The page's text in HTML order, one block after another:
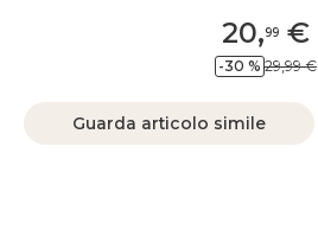
20,99 €
-30 % 29,99 €
Guarda articolo simile